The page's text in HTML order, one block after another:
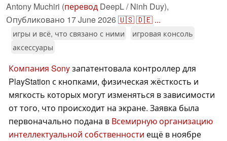
Antony Muchiri (перевод DeepL / Ninh Duy),
Опубликовано 17 June 2026🇺🇸🇩🇪 ...
игры и всё, что связано с ними
игровая консоль
аксессуары
Компания Sonyзапатентовала контроллер для
PlayStation с кнопками, физическая жёсткость и
мягкость которых могут изменяться в зависимости
от того, что происходит на экране. Заявка была
первоначально подана в Всемирную организацию
интеллектуальной собственности ещё в ноябре